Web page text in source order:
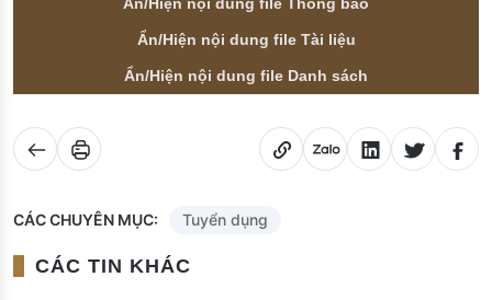
Ẩn/Hiện nội dung file Tài liệu
Ẩn/Hiện nội dung file Danh sách
CÁC CHUYÊN MỤC: Tuyển dụng
CÁC TIN KHÁC